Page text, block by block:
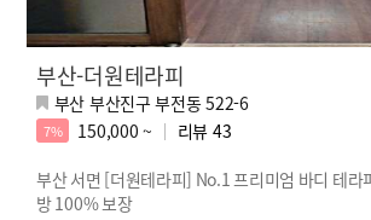
부산-더원테라피
부산 부산진구 부전동 522-6
7% 150,000 ~ 리뷰 43
부산 서면 [더원테라피] No.1 프리미엄 바디 테라피, 완벽한케어
방 100% 보장